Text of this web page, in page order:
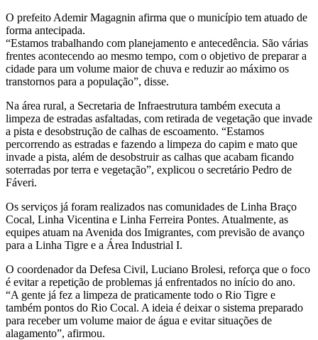
O prefeito Ademir Magagnin afirma que o município tem atuado de
forma antecipada.
“Estamos trabalhando com planejamento e antecedência. São várias
frentes acontecendo ao mesmo tempo, com o objetivo de preparar a
cidade para um volume maior de chuva e reduzir ao máximo os
transtornos para a população”, disse.
Na área rural, a Secretaria de Infraestrutura também executa a
limpeza de estradas asfaltadas, com retirada de vegetação que invade
a pista e desobstrução de calhas de escoamento. “Estamos
percorrendo as estradas e fazendo a limpeza do capim e mato que
invade a pista, além de desobstruir as calhas que acabam ficando
soterradas por terra e vegetação”, explicou o secretário Pedro de
Fáveri.
Os serviços já foram realizados nas comunidades de Linha Braço
Cocal, Linha Vicentina e Linha Ferreira Pontes. Atualmente, as
equipes atuam na Avenida dos Imigrantes, com previsão de avanço
para a Linha Tigre e a Área Industrial I.
O coordenador da Defesa Civil, Luciano Brolesi, reforça que o foco
é evitar a repetição de problemas já enfrentados no início do ano.
“A gente já fez a limpeza de praticamente todo o Rio Tigre e
também pontos do Rio Cocal. A ideia é deixar o sistema preparado
para receber um volume maior de água e evitar situações de
alagamento”, afirmou.